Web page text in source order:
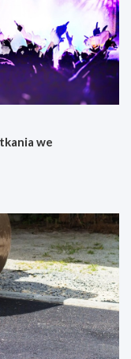
we